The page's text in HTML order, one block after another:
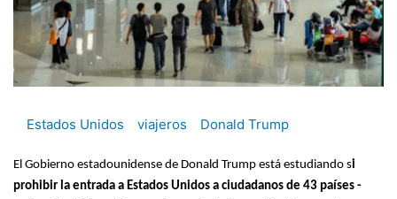
Estados Unidos viajeros Donald Trump
El Gobierno estadounidense de Donald Trump está estudiando si
prohibir la entrada a Estados Unidos a ciudadanos de 43 países -